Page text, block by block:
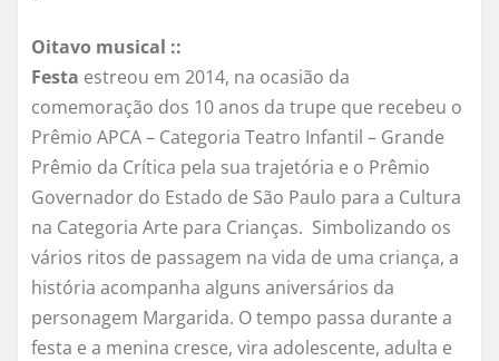
Oitavo musical ::
Festa estreou em 2014, na ocasião da
comemoração dos 10 anos da trupe que recebeu o
Prêmio APCA – Categoria Teatro Infantil – Grande
Prêmio da Crítica pela sua trajetória e o Prêmio
Governador do Estado de São Paulo para a Cultura
na Categoria Arte para Crianças. Simbolizando os
vários ritos de passagem na vida de uma criança, a
história acompanha alguns aniversários da
personagem Margarida. O tempo passa durante a
festa e a menina cresce, vira adolescente, adulta e